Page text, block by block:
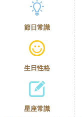
節日常識
生日性格
星座常識